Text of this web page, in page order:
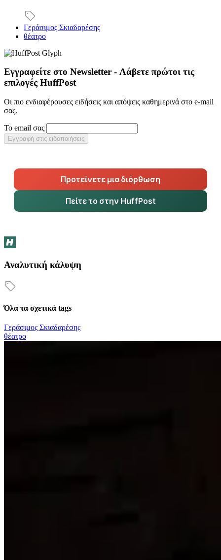
Γεράσιμος Σκιαδαρέσης
θέατρο
Εγγραφείτε στο Newsletter - Λάβετε πρώτοι τις
επιλογές HuffPost
Οι πιο ενδιαφέρουσες ειδήσεις και απόψεις καθημερινά στο e-mail
σας.
Το email σας
Εγγραφή στις ειδοποιήσεις
Προτείνετε μια διόρθωση
Πείτε το στην HuffPost
Αναλυτική κάλυψη
Όλα τα σχετικά tags
Γεράσιμος Σκιαδαρέσης
θέατρο